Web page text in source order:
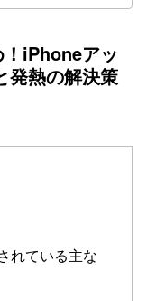
iPhoneアッ
発熱の解決策
れている主な